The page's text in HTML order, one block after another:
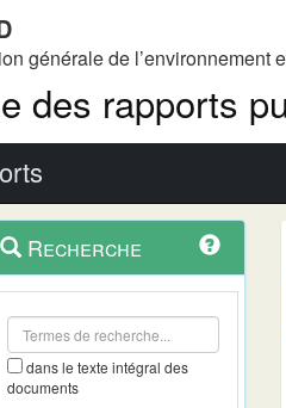
générale de l’environnement
des rapports
contextuel
Recherche
dans le texte intégral des
documents